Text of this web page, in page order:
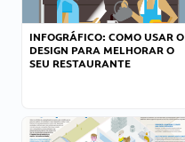
INFOGRÁFICO: COMO USAR O
DESIGN PARA MELHORAR O
SEU RESTAURANTE